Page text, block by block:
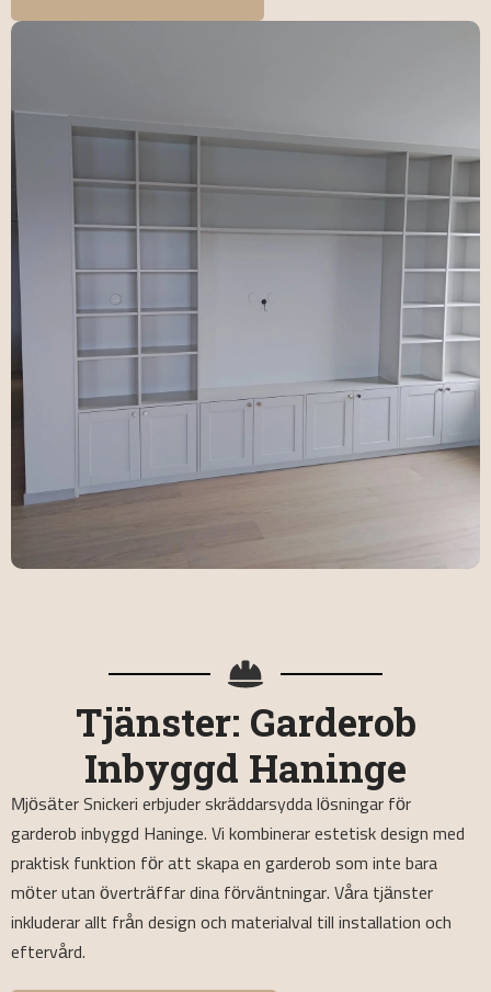
Tjänster: Garderob
Inbyggd Haninge
Mjösäter Snickeri erbjuder skräddarsydda lösningar för
garderob inbyggd Haninge. Vi kombinerar estetisk design med
praktisk funktion för att skapa en garderob som inte bara
möter utan överträffar dina förväntningar. Våra tjänster
inkluderar allt från design och materialval till installation och
eftervård.